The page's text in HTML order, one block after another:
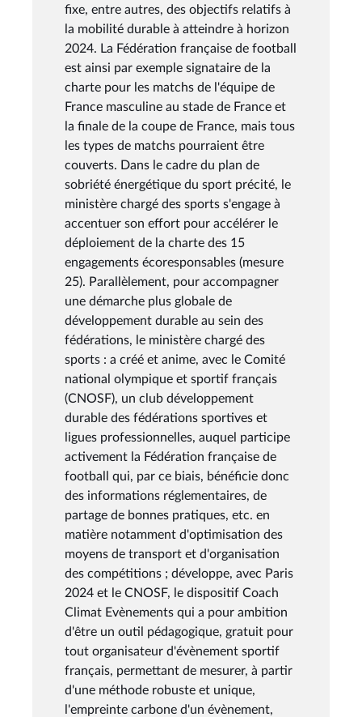
fixe, entre autres, des objectifs relatifs à
la mobilité durable à atteindre à horizon
2024. La Fédération française de football
est ainsi par exemple signataire de la
charte pour les matchs de l'équipe de
France masculine au stade de France et
la finale de la coupe de France, mais tous
les types de matchs pourraient être
couverts. Dans le cadre du plan de
sobriété énergétique du sport précité, le
ministère chargé des sports s'engage à
accentuer son effort pour accélérer le
déploiement de la charte des 15
engagements écoresponsables (mesure
25). Parallèlement, pour accompagner
une démarche plus globale de
développement durable au sein des
fédérations, le ministère chargé des
sports : a créé et anime, avec le Comité
national olympique et sportif français
(CNOSF), un club développement
durable des fédérations sportives et
ligues professionnelles, auquel participe
activement la Fédération française de
football qui, par ce biais, bénéficie donc
des informations réglementaires, de
partage de bonnes pratiques, etc. en
matière notamment d'optimisation des
moyens de transport et d'organisation
des compétitions ; développe, avec Paris
2024 et le CNOSF, le dispositif Coach
Climat Evènements qui a pour ambition
d'être un outil pédagogique, gratuit pour
tout organisateur d'évènement sportif
français, permettant de mesurer, à partir
d'une méthode robuste et unique,
l'empreinte carbone d'un évènement,